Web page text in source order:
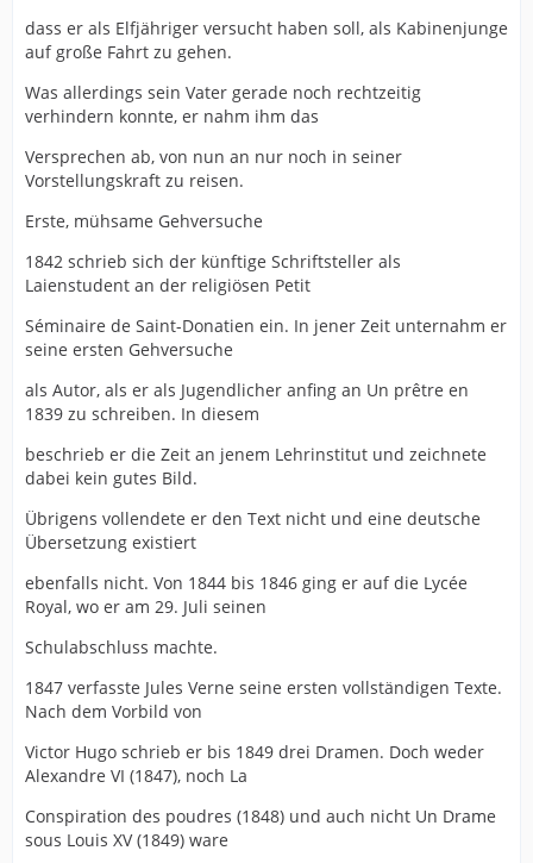
dass er als Elfjähriger versucht haben soll, als Kabinenjunge
auf große Fahrt zu gehen.
Was allerdings sein Vater gerade noch rechtzeitig
verhindern konnte, er nahm ihm das
Versprechen ab, von nun an nur noch in seiner
Vorstellungskraft zu reisen.
Erste, mühsame Gehversuche
1842 schrieb sich der künftige Schriftsteller als
Laienstudent an der religiösen Petit
Séminaire de Saint-Donatien ein. In jener Zeit unternahm er
seine ersten Gehversuche
als Autor, als er als Jugendlicher anfing an Un prêtre en
1839 zu schreiben. In diesem
beschrieb er die Zeit an jenem Lehrinstitut und zeichnete
dabei kein gutes Bild.
Übrigens vollendete er den Text nicht und eine deutsche
Übersetzung existiert
ebenfalls nicht. Von 1844 bis 1846 ging er auf die Lycée
Royal, wo er am 29. Juli seinen
Schulabschluss machte.
1847 verfasste Jules Verne seine ersten vollständigen Texte.
Nach dem Vorbild von
Victor Hugo schrieb er bis 1849 drei Dramen. Doch weder
Alexandre VI (1847), noch La
Conspiration des poudres (1848) und auch nicht Un Drame
sous Louis XV (1849) ware